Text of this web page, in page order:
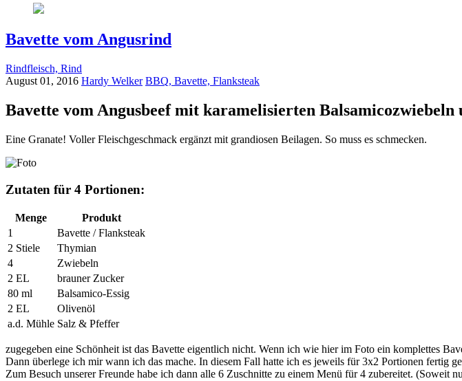
Bavette vom Angusrind
Rindfleisch, Rind
August 01, 2016 Hardy Welker BBQ, Bavette, Flanksteak
Bavette vom Angusbeef mit karamelisierten
Eine Granate! Voller Fleischgeschmack ergänzt mit grandiosen Beilagen. So muss es schmecken.
Zutaten für 4 Portionen:
Menge
Produkt
1
Bavette / Flanksteak
2 Stiele
Thymian
4
Zwiebeln
2 EL
brauner Zucker
80 ml
Balsamico-Essig
2 EL
Olivenöl
a.d. Mühle Salz & Pfeffer
zugegeben eine Schönheit ist das Bavette eigentlich nicht. Wenn ich wie hier im Foto ein komplettes
Dann überlege ich mir wann ich das mache. In diesem Fall hatte ich es jeweils für 3x2 Portionen fertig
Zum Besuch unserer Freunde habe ich dann alle 6 Zuschnitte zu einem Menü für 4 zubereitet. (Soweit